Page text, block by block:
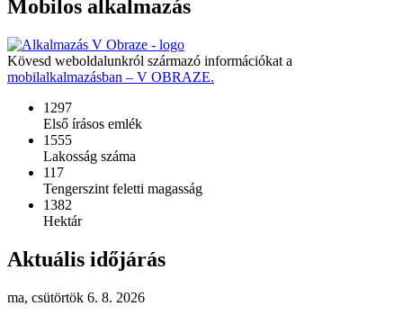
Mobilos alkalmazás
Kövesd weboldalunkról származó információkat a
mobilalkalmazásban – V OBRAZE.
1297
Első írásos emlék
1555
Lakosság száma
117
Tengerszint feletti magasság
1382
Hektár
Aktuális időjárás
ma, csütörtök 6. 8. 2026